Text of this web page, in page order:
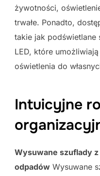
żywotności,
trwałe. Ponadto,
takie jak
LED, które
oświetlenia do
Intuicyjne
Wysuwane szuflady
odpadów Wysuwane